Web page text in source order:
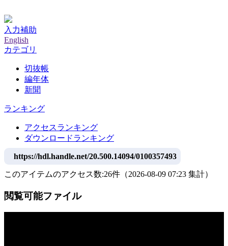
入力補助
English
カテゴリ
切抜帳
編年体
新聞
ランキング
アクセスランキング
ダウンロードランキング
https://hdl.handle.net/20.500.14094/0100357493
このアイテムのアクセス数:26件 （2026-08-09 07:23 集計）
閲覧可能ファイル